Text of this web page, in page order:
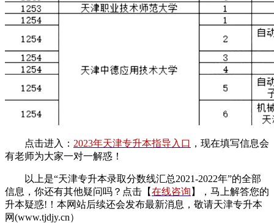
点击进入： 2023年天津专升本指导入口 ，现在填写信息会
有老师为大家一对一解惑！
以上是“天津专升本录取分数线汇总2021-2022年”的全部
信息，你还有其他疑问吗？点击【在线咨询 】，马上解答您的
升本疑惑!！ 本网站后续还会发布最新消息，敬请天津专升本
网(www.tjdjy.cn）